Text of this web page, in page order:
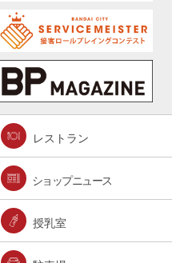
レストラン
ショップニュース
授乳室